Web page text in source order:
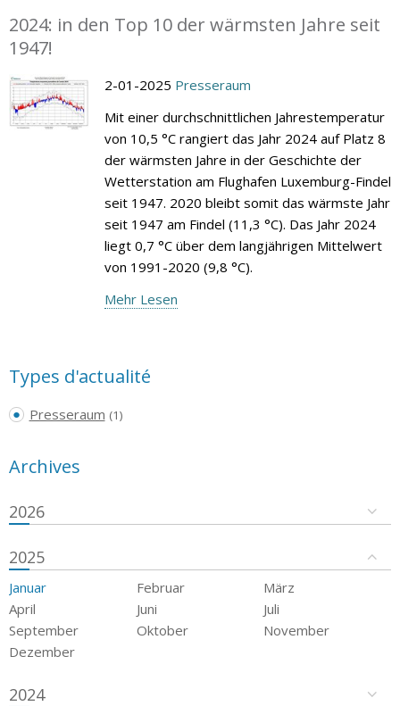
2024: in den Top 10 der wärmsten Jahre seit
1947!
2-01-2025 Presseraum
Mit einer durchschnittlichen Jahrestemperatur
von 10,5 °C rangiert das Jahr 2024 auf Platz 8
der wärmsten Jahre in der Geschichte der
Wetterstation am Flughafen Luxemburg-Findel
seit 1947. 2020 bleibt somit das wärmste Jahr
seit 1947 am Findel (11,3 °C). Das Jahr 2024
liegt 0,7 °C über dem langjährigen Mittelwert
von 1991-2020 (9,8 °C).
Mehr Lesen
Types d'actualité
Presseraum (1)
Archives
2026
2025
Januar Februar
März
April
Juni
Juli
September
Oktober
November
Dezember
2024